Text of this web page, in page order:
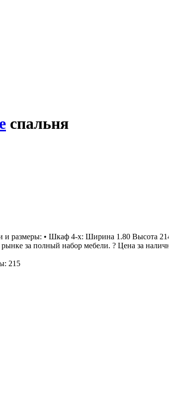
спальня
размеры: • Шкаф 4-х: Ширина 1.80 Высота
за полный набор мебели. ? Цена за
215